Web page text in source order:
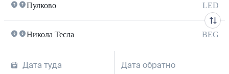
Пулково LED
Никола Тесла BEG
Дата туда Дата обратно